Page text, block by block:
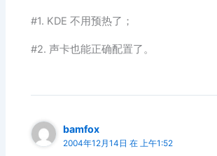
#1. KDE 不用预热了；
#2. 声卡也能正确配置了。
bamfox
2004年12月14日 在 上午1:52